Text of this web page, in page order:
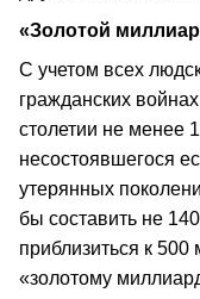
«Золотой
С учетом всех
гражданских
столетии не менее
несостоявшегося
утерянных
бы составить не
приблизиться к
«золотому